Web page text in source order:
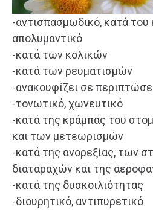
-αντισπασμωδικό, κατά του
απολυμαντικό
-κατά των κολικών
-κατά των ρευματισμών
-ανακουφίζει σε
-τονωτικό, χωνευτικό
-κατά της κράμπας του
και των μετεωρισμών
-κατά της ανορεξίας, των
διαταραχών και της
-κατά της δυσκοιλιότητας
-διουρητικό, αντιπυρετικό